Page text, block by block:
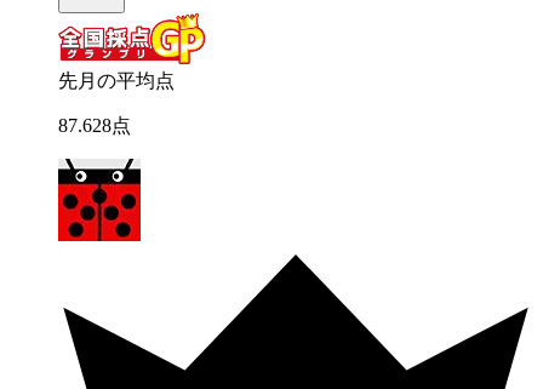
先月の平均点
87.628点